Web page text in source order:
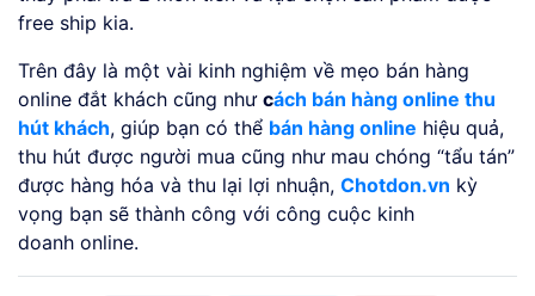
free ship kia.
Trên đây là một vài kinh nghiệm về mẹo bán hàng
online đắt khách cũng như cách bán hàng online thu
hút khách, giúp bạn có thể bán hàng online hiệu quả,
thu hút được người mua cũng như mau chóng “tẩu tán”
được hàng hóa và thu lại lợi nhuận, Chotdon.vn kỳ
vọng bạn sẽ thành công với công cuộc kinh
doanh online.